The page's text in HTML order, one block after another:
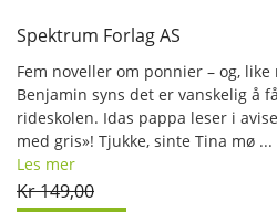
Spektrum Forlag AS
Fem noveller om ponnier – og, like
Benjamin syns det er vanskelig å
rideskolen. Idas pappa leser i
med gris»! Tjukke, sinte Tina mø ...
Les mer
Kr 149,00